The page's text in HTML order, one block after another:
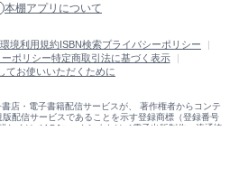
本棚アプリについて
境利用規約ISBN検索プライバシーポリシー
ポリシー特定商取引法に基づく表示
てお使いいただくために
店・電子書籍配信サービスが、 著作権者からコンテ
配信サービスであることを示す登録商標（登録番号
しくは［ABJマーク］または［電子出版制作・流通協